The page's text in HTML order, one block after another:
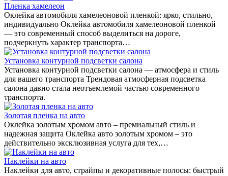
Пленка хамелеон
Оклейка автомобиля хамелеоновой пленкой: ярко, стильно,
индивидуально Оклейка автомобиля хамелеоновой пленкой
— это современный способ выделиться на дороге,
подчеркнуть характер транспорта…
Установка контурной подсветки салона
Установка контурной подсветки салона — атмосфера и стиль
для вашего транспорта Трендовая атмосферная подсветка
салона давно стала неотъемлемой частью современного
транспорта.
Золотая пленка на авто
Оклейка золотым хромом авто – премиальный стиль и
надежная защита Оклейка авто золотым хромом – это
действительно эксклюзивная услуга для тех,…
Наклейки на авто
Наклейки для авто, страйпы и декоративные полосы: быстрый